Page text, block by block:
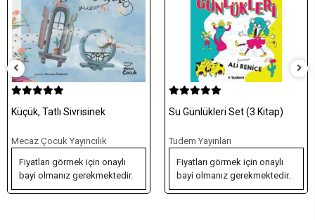
Küçük, Tatlı Sivrisinek
Mecaz Çocuk Yayıncılık
Fiyatları görmek için onaylı
bayi olmanız gerekmektedir.
Su Günlükleri Set (3 Kitap)
Tudem Yayınları
Fiyatları görmek için onaylı
bayi olmanız gerekmektedir.